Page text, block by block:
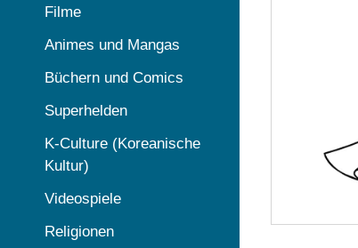
Filme
Animes und Mangas
Büchern und Comics
Superhelden
K-Culture (Koreanische
Kultur)
Videospiele
Religionen